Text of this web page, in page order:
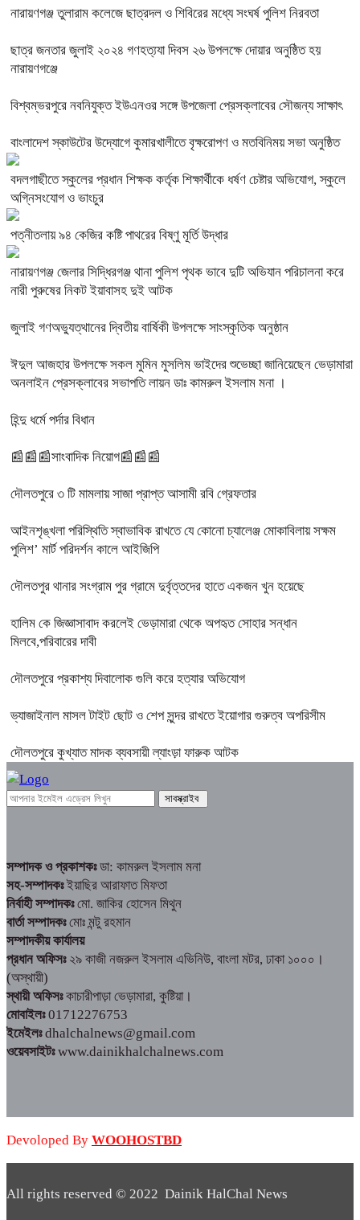
নারায়ণগঞ্জ তুলারাম কলেজে ছাত্রদল ও শিবিরের মধ্যে সংঘর্ষ পুলিশ নিরবতা
ছাত্র জনতার জুলাই ২০২৪ গণহত্য্যা দিবস ২৬ উপলক্ষে দোয়ার অনুষ্ঠিত হয়
নারায়ণগঞ্জে
বিশ্বম্ভরপুরে নবনিযুক্ত ইউএনওর সঙ্গে উপজেলা প্রেসক্লাবের সৌজন্য সাক্ষাৎ
বাংলাদেশ স্কাউটের উদ্যোগে কুমারখালীতে বৃক্ষরোপণ ও মতবিনিময় সভা অনুষ্ঠিত
বদলগাছীতে স্কুলের প্রধান শিক্ষক কর্তৃক শিক্ষার্থীকে ধর্ষণ চেষ্টার অভিযোগ, স্কুলে
অগ্নিসংযোগ ও ভাংচুর
পত্নীতলায় ৯৪ কেজির কষ্টি পাথরের বিষ্ণু মূর্তি উদ্ধার
নারায়ণগঞ্জ জেলার সিদ্ধিরগঞ্জ থানা পুলিশ পৃথক ভাবে দুটি অভিযান পরিচালনা করে
নারী পুরুষের নিকট ইয়াবাসহ দুই আটক
জুলাই গণঅভ্যুত্থানের দ্বিতীয় বার্ষিকী উপলক্ষে সাংস্কৃতিক অনুষ্ঠান
ঈদুল আজহার উপলক্ষে সকল মুমিন মুসলিম ভাইদের শুভেচ্ছা জানিয়েছেন ভেড়ামারা
অনলাইন প্রেসক্লাবের সভাপতি লায়ন ডাঃ কামরুল ইসলাম মনা ।
হিন্দু ধর্মে পর্দার বিধান
📰📰📰সাংবাদিক নিয়োগ📰📰📰
দৌলতপুরে ৩ টি মামলায় সাজা প্রাপ্ত আসামী রবি গ্রেফতার
আইনশৃঙ্খলা পরিস্থিতি স্বাভাবিক রাখতে যে কোনো চ্যালেঞ্জ মোকাবিলায় সক্ষম
পুলিশ’ মার্ট পরিদর্শন কালে আইজিপি
দৌলতপুর থানার সংগ্রাম পুর গ্রামে দুর্বৃত্তদের হাতে একজন খুন হয়েছে
হালিম কে জিজ্ঞাসাবাদ করলেই ভেড়ামারা থেকে অপহৃত সোহার সন্ধান
মিলবে,পরিবারের দাবী
দৌলতপুরে প্রকাশ্য দিবালোক গুলি করে হত্যার অভিযোগ
ভ্যাজাইনাল মাসল টাইট ছোট ও শেপ সুন্দর রাখতে ইয়োগার গুরুত্ব অপরিসীম
দৌলতপুরে কুখ্যাত মাদক ব্যবসায়ী ল্যাংড়া ফারুক আটক
সম্পাদক ও প্রকাশকঃডা: কামরুল ইসলাম মনা
সহ-সম্পাদকঃইয়াছির আরাফাত মিফতা
নির্বাহী সম্পাদকঃমো. জাকির হোসেন মিথুন
বার্তা সম্পাদকঃমোঃ মন্টু রহমান
সম্পাদকীয় কার্যালয়
প্রধান অফিসঃ২৯ কাজী নজরুল ইসলাম এভিনিউ, বাংলা মটর, ঢাকা ১০০০।
(অস্থায়ী)
স্থায়ী অফিসঃকাচারীপাড়া ভেড়ামারা, কুষ্টিয়া।
মোবাইলঃ01712276753
ইমেইলঃdhalchalnews@gmail.com
ওয়েবসাইটঃwww.dainikhalchalnews.com
Devoloped By WOOHOSTBD
All rights reserved © 2022 Dainik HalChal News